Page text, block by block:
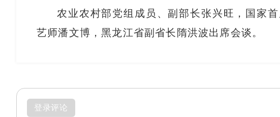
农业农村部党组成员、副部长张兴旺，国家
艺师潘文博，黑龙江省副省长隋洪波出席会谈。
登录评论